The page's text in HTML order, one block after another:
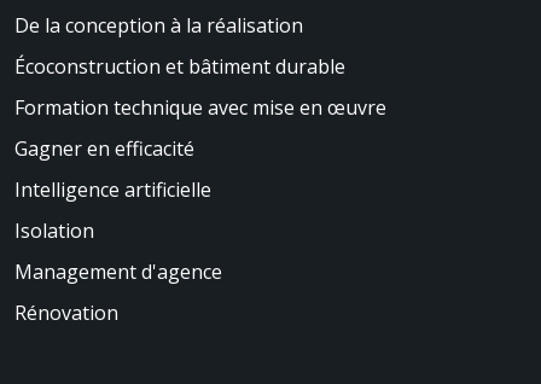
De la conception à la réalisation
Écoconstruction et bâtiment durable
Formation technique avec mise en œuvre
Gagner en efficacité
Intelligence artificielle
Isolation
Management d'agence
Rénovation